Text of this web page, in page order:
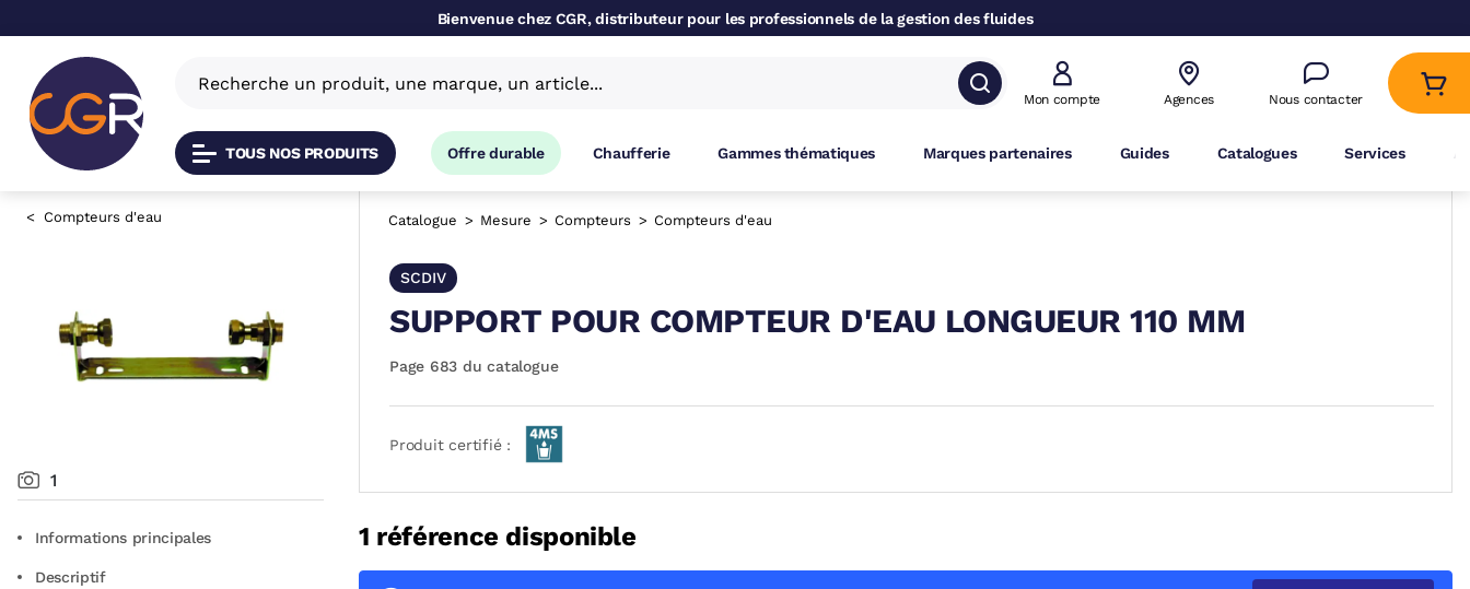
Bienvenue chez CGR, distributeur pour les professionnels de la gestion des fluides
Mon compte Agences Nous contacter
TOUS NOS PRODUITS Offre durable Chaufferie Gammes thématiques Marques partenaires Guides Catalogues Services
Compteurs d'eau
1
Informations principales
Descriptif
Catalogue Mesure Compteurs Compteurs d'eau
SCDIV
SUPPORT POUR COMPTEUR D'EAU LONGUEUR 110 MM
Page 683 du catalogue
Produit certifié :
1 référence disponible